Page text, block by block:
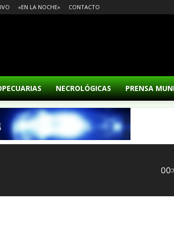
«EN LA NOCHE» CONTACTO
NECROLÓGICAS PRENSA